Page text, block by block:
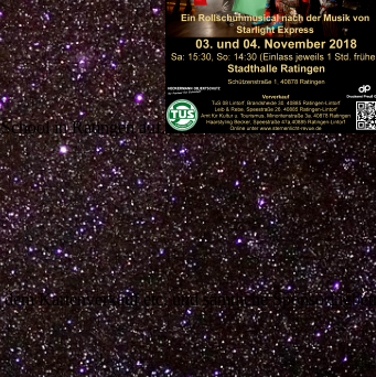
in Ratingen auf.
Kartenverkauf etc. und sämtliche